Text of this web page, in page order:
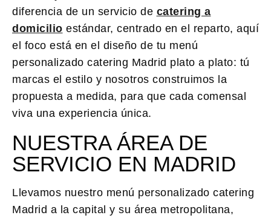
diferencia de un servicio de catering a
domicilio estándar, centrado en el reparto, aquí
el foco está en el diseño de tu menú
personalizado catering Madrid plato a plato: tú
marcas el estilo y nosotros construimos la
propuesta a medida, para que cada comensal
viva una experiencia única.
NUESTRA ÁREA DE
SERVICIO EN MADRID
Llevamos nuestro menú personalizado catering
Madrid a la capital y su área metropolitana,